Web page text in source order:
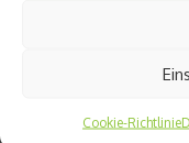
Cookie-Richtlinie
die Genvariante
Gesundheit hat,
den verminderten